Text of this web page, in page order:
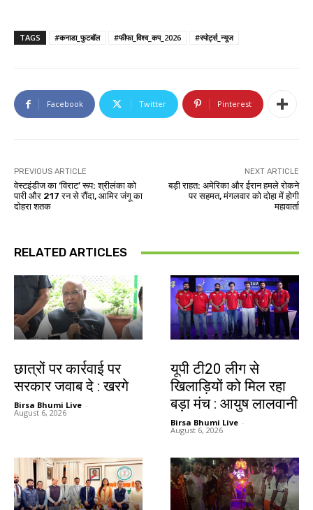
TAGS #कनाडा_फुटबॉल #फीफा_विश्व_कप_2026 #स्पोर्ट्स_न्यूज
Facebook Twitter Pinterest
PREVIOUS ARTICLE
वेस्टइंडीज का ‘विराट’ रूप: श्रीलंका को
पारी और 217 रन से रौंदा, आमिर जंगू का
दोहरा शतक
NEXT ARTICLE
बड़ी राहत: अमेरिका और ईरान हमले रोकने
पर सहमत, मंगलवार को दोहा में होगी
महावार्ता
RELATED ARTICLES
छात्रों पर कार्रवाई पर
सरकार जवाब दे : खरगे
Birsa Bhumi Live -
August 6, 2026
यूपी टी20 लीग से
खिलाड़ियों को मिल रहा
बड़ा मंच : आयुष लालवानी
Birsa Bhumi Live -
August 6, 2026